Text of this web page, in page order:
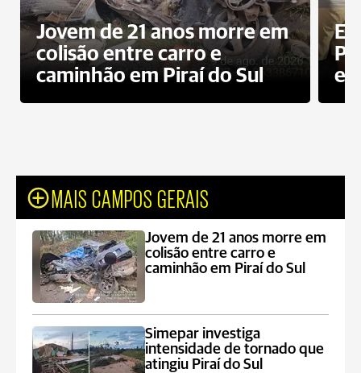
Jovem de 21 anos morre em
colisão entre carro e
caminhão em Piraí do Sul
MAIS CAMPOS GERAIS
Jovem de 21 anos morre em
colisão entre carro e
caminhão em Piraí do Sul
Simepar investiga
intensidade de tornado que
atingiu Piraí do Sul